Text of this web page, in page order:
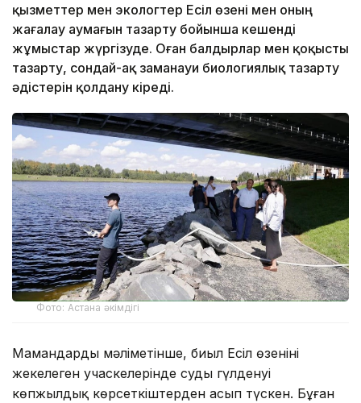
қызметтер мен экологтер Есіл өзені мен оның
жағалау аумағын тазарту бойынша кешенді
жұмыстар жүргізуде. Оған балдырлар мен қоқысты
тазарту, сондай-ақ заманауи биологиялық тазарту
әдістерін қолдану кіреді.
Фото: Астана әкімдігі
Мамандардың мәліметінше, биыл Есіл өзенінің
жекелеген учаскелерінде судың гүлденуі
көпжылдық көрсеткіштерден асып түскен. Бұған